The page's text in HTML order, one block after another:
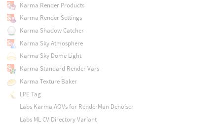
Karma Render Products
Karma Render Settings
Karma Shadow Catcher
Karma Sky Atmosphere
Karma Sky Dome Light
Karma Standard Render Vars
Karma Texture Baker
LPE Tag
Labs Karma AOVs for RenderMan Denoiser
Labs ML CV Directory Variant